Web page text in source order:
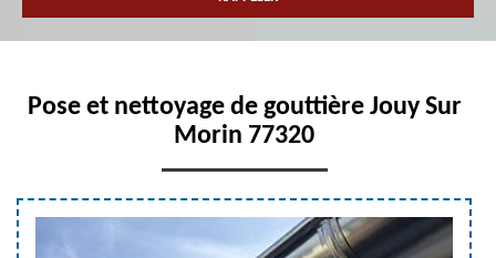
Pose et nettoyage de gouttière Jouy Sur
Morin 77320